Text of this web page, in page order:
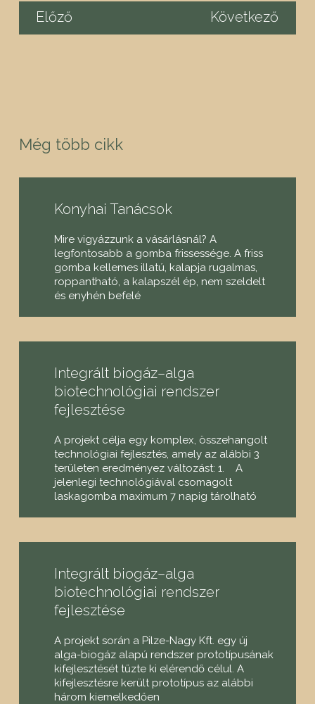
Előző Következő
Még több cikk
Konyhai Tanácsok
Mire vigyázzunk a vásárlásnál? A
legfontosabb a gomba frissessége. A friss
gomba kellemes illatú, kalapja rugalmas,
roppantható, a kalapszél ép, nem szeldelt
és enyhén befelé
Integrált biogáz–alga
biotechnológiai rendszer
fejlesztése
A projekt célja egy komplex, összehangolt
technológiai fejlesztés, amely az alábbi 3
területen eredményez változást: 1. A
jelenlegi technológiával csomagolt
laskagomba maximum 7 napig tárolható
Integrált biogáz–alga
biotechnológiai rendszer
fejlesztése
A projekt során a Pilze-Nagy Kft. egy új
alga-biogáz alapú rendszer prototípusának
kifejlesztését tűzte ki elérendő célul. A
kifejlesztésre került prototípus az alábbi
három kiemelkedően